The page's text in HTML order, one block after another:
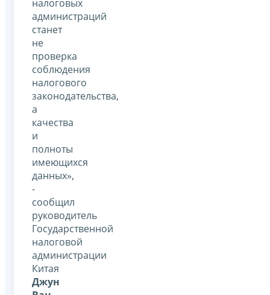
налоговых
администраций
станет
не
проверка
соблюдения
налогового
законодательства,
а
качества
и
полноты
имеющихся
данных»,
-
сообщил
руководитель
Государственной
налоговой
администрации
Китая
Джун